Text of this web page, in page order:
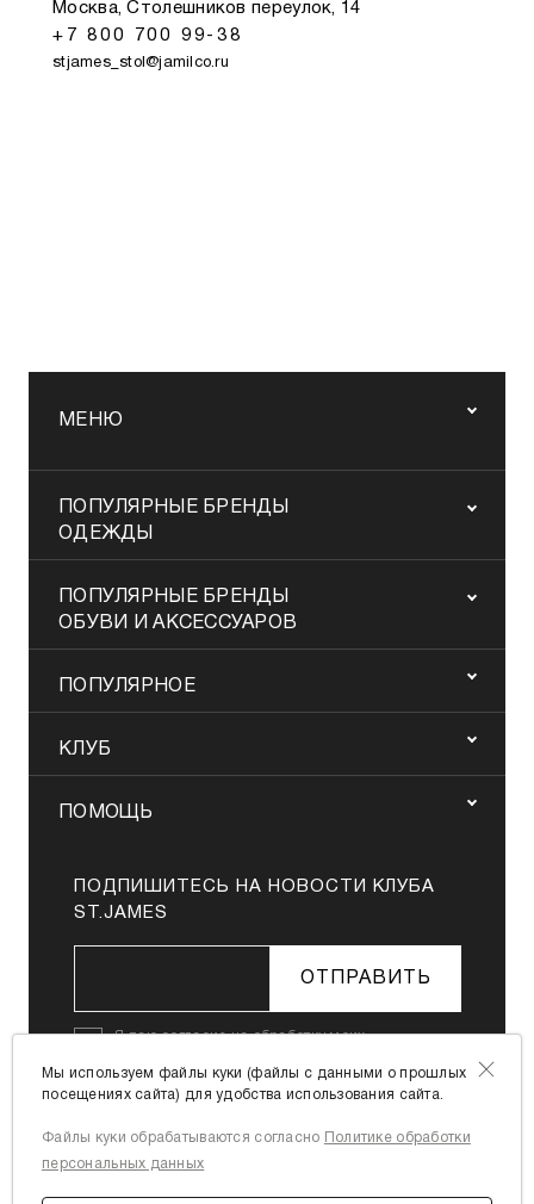
Москва, Столешников переулок, 14
+7 800 700 99-38
stjames_stol@jamilco.ru
МЕНЮ
ПОПУЛЯРНЫЕ БРЕНДЫ
ОДЕЖДЫ
ПОПУЛЯРНЫЕ БРЕНДЫ
ОБУВИ И АКСЕССУАРОВ
ПОПУЛЯРНОЕ
КЛУБ
ПОМОЩЬ
ПОДПИШИТЕСЬ НА НОВОСТИ КЛУБА
ST.JAMES
ОТПРАВИТЬ
Я даюсогласие на обработку моих
Политикой в отношении обработки
Я согласен с
Мы используем файлы куки (файлы с данными о прошлых
посещениях сайта) для удобства использования сайта.
Файлы куки обрабатываются согласно
Политике обработки
персональных данных